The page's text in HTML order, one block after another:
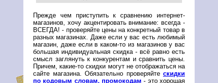
Прежде чем приступить к сравнению интернет-
магазинов, хочу акцентировать внимание: всегда -
ВСЕГДА! - проверяйте цены на конкретный товар в
разных магазинах. Даже если у вас есть любимый
магазин, даже если в каком-то из магазинов у вас
большая индивидуальная скидка - всё равно есть
смысл заглянуть к конкурентам и сравнить цены.
Причем, какие-то скидки могут не отображаться на
сайте магазина. Обязательно проверяйте скидки
по кодовым словам, промокодам - это хорошая